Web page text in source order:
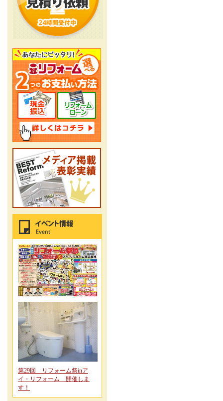
第29回 リフォーム祭inア
イ・リフォーム 開催しま
す！